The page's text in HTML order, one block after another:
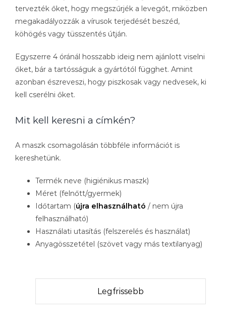
tervezték őket, hogy megszűrjék a levegőt, miközben
megakadályozzák a vírusok terjedését beszéd,
köhögés vagy tüsszentés útján.
Egyszerre 4 óránál hosszabb ideig nem ajánlott viselni
őket, bár a tartósságuk a gyártótól függhet. Amint
azonban észreveszi, hogy piszkosak vagy nedvesek, ki
kell cserélni őket.
Mit kell keresni a címkén?
A maszk csomagolásán többféle információt is
kereshetünk.
Termék neve (higiénikus maszk)
Méret (felnőtt/gyermek)
Időtartam (újra elhasználható / nem újra
felhasználható)
Használati utasítás (felszerelés és használat)
Anyagösszetétel (szövet vagy más textilanyag)
Legfrissebb